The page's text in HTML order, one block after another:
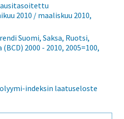
2010 / maaliskuu 2010,
Suomi, Saksa, Ruotsi,
2000 - 2010, 2005=100,
indeksin laatuseloste